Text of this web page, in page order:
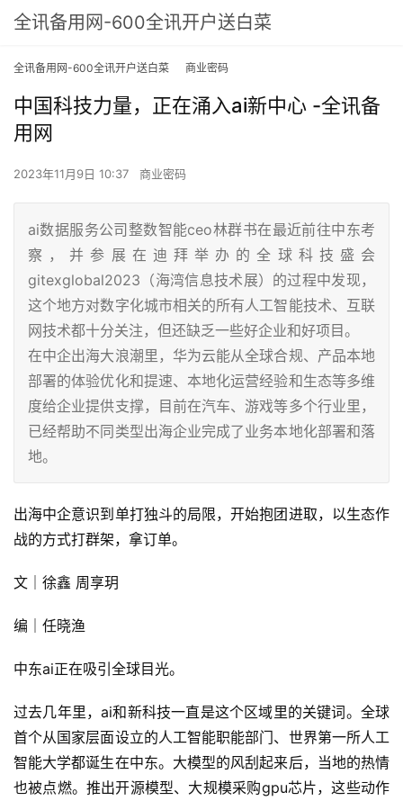
全讯备用网-600全讯开户送白菜
全讯备用网-600全讯开户送白菜 商业密码
中国科技力量，正在涌入ai新中心 -全讯备
用网
2023年11月9日 10:37 商业密码
ai数据服务公司整数智能ceo林群书在最近前往中东考
察，并参展在迪拜举办的全球科技盛会
gitexglobal2023（海湾信息技术展）的过程中发现，
这个地方对数字化城市相关的所有人工智能技术、互联
网技术都十分关注，但还缺乏一些好企业和好项目。
在中企出海大浪潮里，华为云能从全球合规、产品本地
部署的体验优化和提速、本地化运营经验和生态等多维
度给企业提供支撑，目前在汽车、游戏等多个行业里，
已经帮助不同类型出海企业完成了业务本地化部署和落
地。
出海中企意识到单打独斗的局限，开始抱团进取，以生态作
战的方式打群架，拿订单。
文｜徐鑫 周享玥
编｜任晓渔
中东ai正在吸引全球目光。
过去几年里，ai和新科技一直是这个区域里的关键词。全球
首个从国家层面设立的人工智能职能部门、世界第一所人工
智能大学都诞生在中东。大模型的风刮起来后，当地的热情
也被点燃。推出开源模型、大规模采购gpu芯片，这些动作